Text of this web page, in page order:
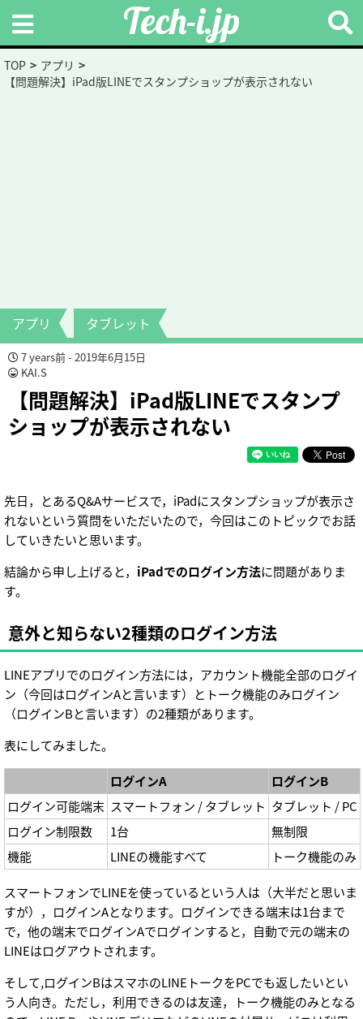
Tech-i.jp
TOP
アプリ
【問題解決】iPad版LINEでスタンプショップが表示されない
アプリ タブレット
7 years前 - 2019年6月15日
KAI.S
【問題解決】iPad版LINEでスタンプ
ショップが表示されない
先日，とあるQ&Aサービスで，iPadにスタンプショップが表示さ
れないという質問をいただいたので，今回はこのトピックでお話
していきたいと思います。
結論から申し上げると， iPadでのログイン方法に問題がありま
す。
意外と知らない2種類のログイン方法
LINEアプリでのログイン方法には，アカウント機能全部のログイ
ン（今回はログインAと言います）とトーク機能のみログイン
（ログインBと言います）の2種類があります。
表にしてみました。
ログインA
ログインB
ログイン可能端末 スマートフォン / タブレット タブレット / PC
ログイン制限数
1台
無制限
機能
LINEの機能すべて トーク機能のみ
スマートフォンでLINEを使っているという人は（大半だと思いま
すが），ログインAとなります。ログインできる端末は1台まで
で，他の端末でログインAでログインすると，自動で元の端末の
LINEはログアウトされます。
そして,ログインBはスマホのLINEトークをPCでも返したいとい
う人向き。ただし，利用できるのは友達，トーク機能のみとなる